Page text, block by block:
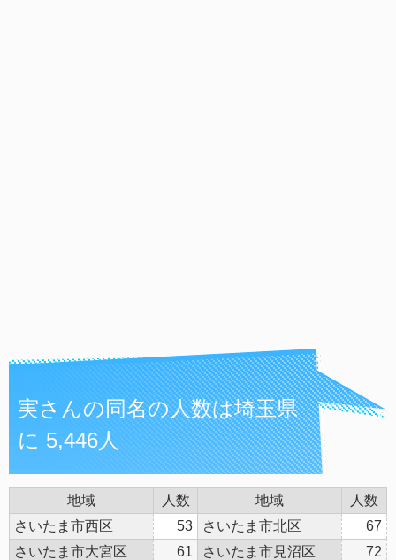
実さんの同名の人数は埼玉県
に 5,446人
地域 人数 地域
人数
さいたま市西区
53 さいたま市北区
67
さいたま市大宮区
61 さいたま市見沼区
72